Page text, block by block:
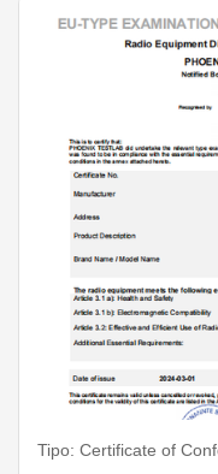
Tipo: Certificate of